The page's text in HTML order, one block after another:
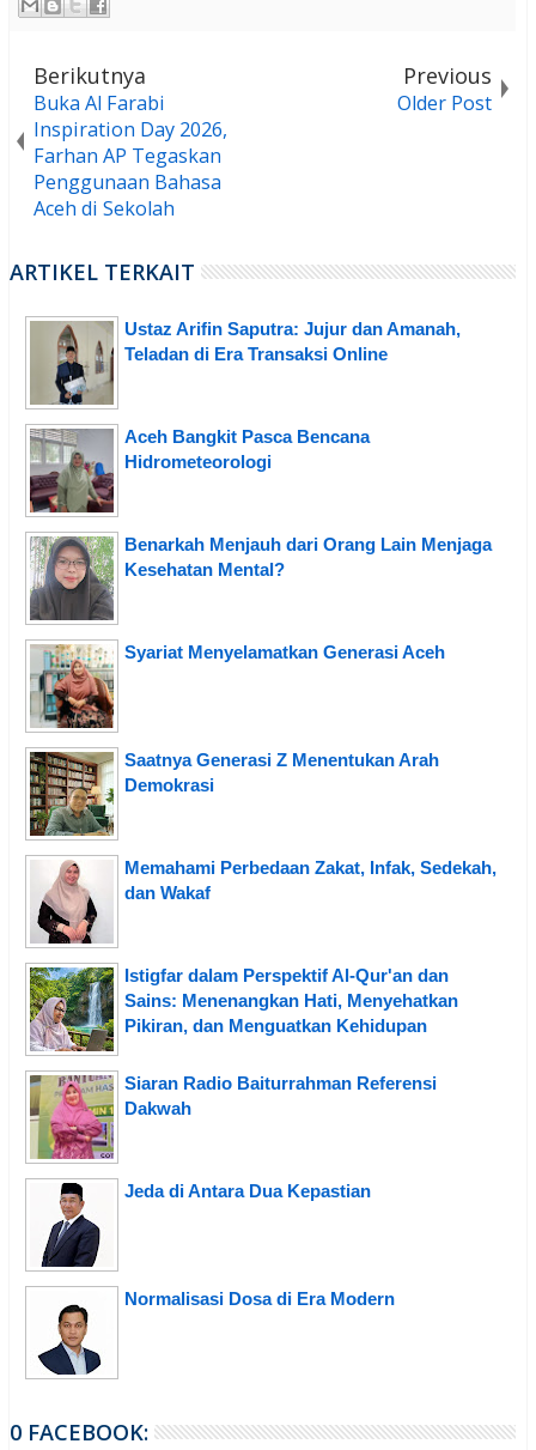
Berikutnya
Buka Al Farabi
Inspiration Day 2026,
Farhan AP Tegaskan
Penggunaan Bahasa
Aceh di Sekolah
Previous
Older Post
ARTIKEL TERKAIT
Ustaz Arifin Saputra: Jujur dan Amanah,
Teladan di Era Transaksi Online
Aceh Bangkit Pasca Bencana
Hidrometeorologi
Benarkah Menjauh dari Orang Lain Menjaga
Kesehatan Mental?
Syariat Menyelamatkan Generasi Aceh
Saatnya Generasi Z Menentukan Arah
Demokrasi
Memahami Perbedaan Zakat, Infak, Sedekah,
dan Wakaf
Istigfar dalam Perspektif Al-Qur'an dan
Sains: Menenangkan Hati, Menyehatkan
Pikiran, dan Menguatkan Kehidupan
Siaran Radio Baiturrahman Referensi
Dakwah
Jeda di Antara Dua Kepastian
Normalisasi Dosa di Era Modern
0 FACEBOOK: